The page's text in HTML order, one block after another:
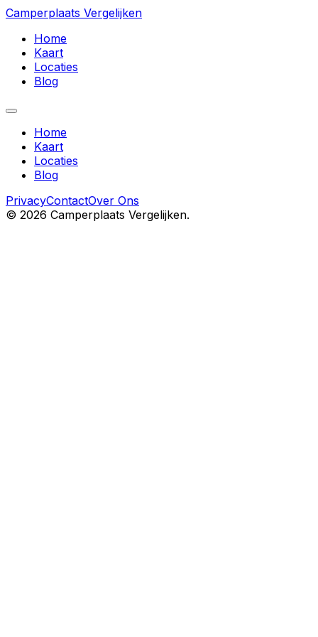
Camperplaats Vergelijken
Home
Kaart
Locaties
Blog
Home
Kaart
Locaties
Blog
PrivacyContactOver Ons
© 2026 Camperplaats Vergelijken.